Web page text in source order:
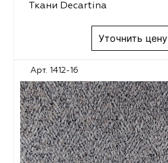
Ткани Decartina
Уточнить цену
Арт. 1412-16